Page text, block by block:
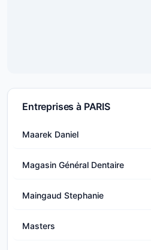
Entreprises à PARIS
Maarek Daniel
Magasin Général Dentaire
Maingaud Stephanie
Masters